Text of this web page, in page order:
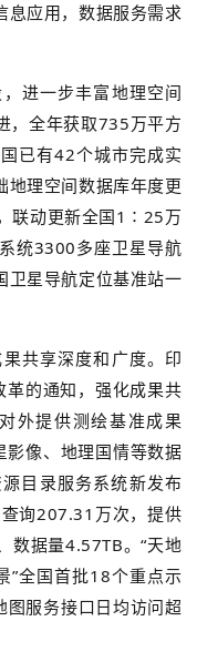
息应用，数据服务需求
进一步丰富地理空间
，全年获取735万平方
已有42个城市完成实
地理空间数据库年度更
联动更新全国1∶25万
统3300多座卫星导航
卫星导航定位基准站一
共享深度和广度。印
革的通知，强化成果共
外提供测绘基准成果
影像、地理国情等数据
目录服务系统新发布
询207.31万次，提供
数据量4.57TB。“天地
”全国首批18个重点示
服务接口日均访问超